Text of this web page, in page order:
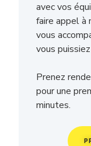
avec vos
faire appel à
vous
vous
Prenez
pour une
minutes.